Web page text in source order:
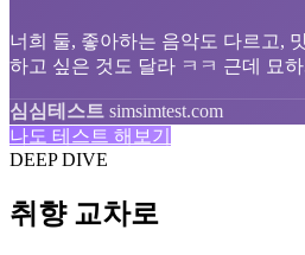
너희 둘, 좋아하는 음악도 다르고,
하고 싶은 것도 달라 ㅋㅋ 근데 묘
심심테스트 simsimtest.com
나도 테스트 해보기
DEEP DIVE
취향 교차로